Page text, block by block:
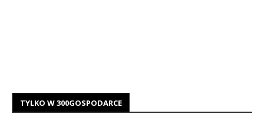
TYLKO W 300GOSPODARCE